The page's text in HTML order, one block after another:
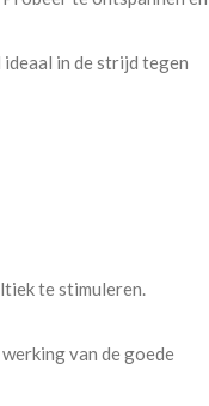
in de strijd tegen
te stimuleren.
van de goede